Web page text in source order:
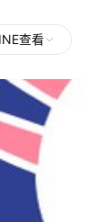
查看